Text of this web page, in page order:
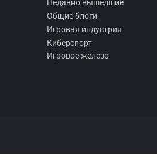
Недавно вышедшие
Общие блоги
Игровая индустрия
Киберспорт
Игровое железо